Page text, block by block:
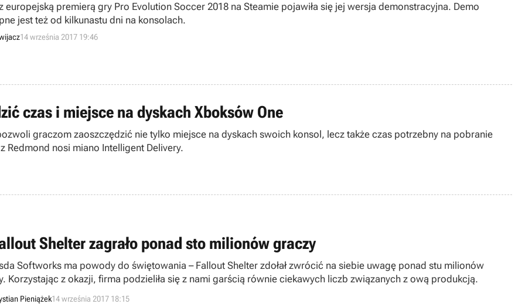
europejską premierą gry Pro Evolution Soccer 2018 na Steamie pojawiła się jej wersja demonstracyjna. Demo
jest też od kilkunastu dni na konsolach.
14 września 2017 19:46
czas i miejsce na dyskach Xboksów One
graczom zaoszczędzić nie tylko miejsce na dyskach swoich konsol, lecz także czas potrzebny na pobranie
Redmond nosi miano Intelligent Delivery.
Shelter zagrało ponad sto milionów graczy
Softworks ma powody do świętowania – Fallout Shelter zdołał zwrócić na siebie uwagę ponad stu milionów
Korzystając z okazji, firma podzieliła się z nami garścią równie ciekawych liczb związanych z ową produkcją.
Pieniążek14 września 2017 18:15